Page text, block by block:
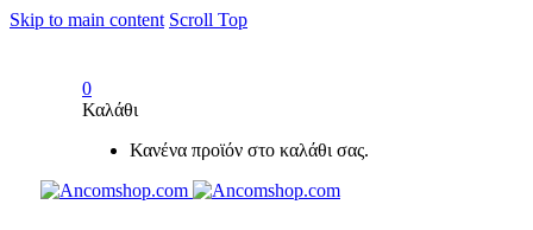
Skip to main content Scroll Top
0
Καλάθι
Κανένα προϊόν στο καλάθι σας.